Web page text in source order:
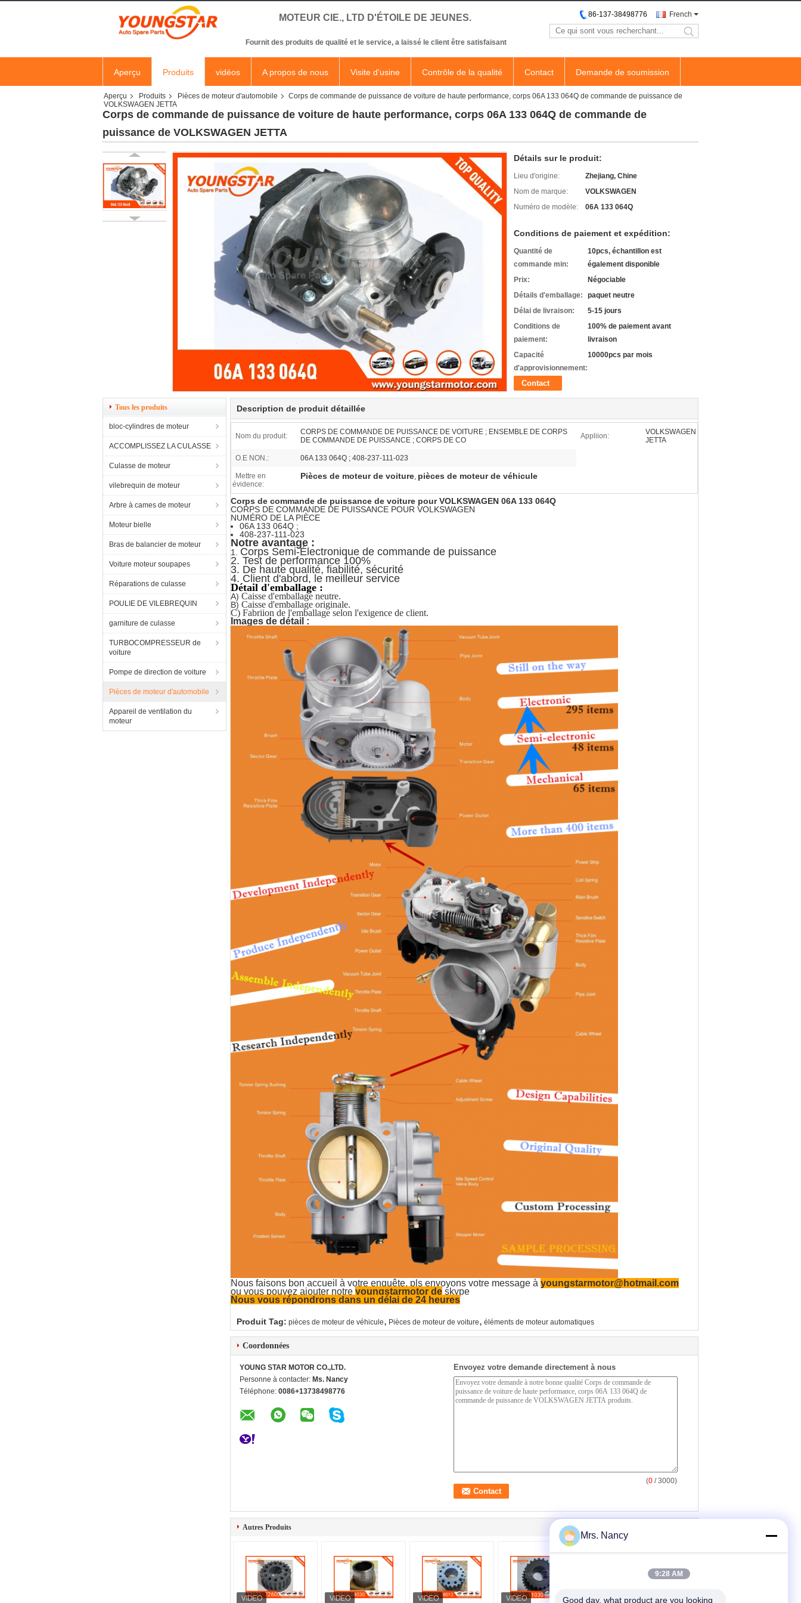
MOTEUR CIE., LTD D'ÉTOILE DE JEUNES.
Fournit des produits de qualité et le service, a laissé le client être satisfaisant
French
86-137-38498776
search
Aperçu Produits vidéos A propos de nous Visite d'usine Contrôle de la qualité Contact Demande de soumission
Aperçu Produits Pièces de moteur d'automobile
Corps de commande de puissance de voiture de haute performance, corps 06A 133 064Q de commande de puissance de
VOLKSWAGEN JETTA
Corps de commande de puissance de voiture de haute performance, corps 06A 133 064Q de commande de
puissance de VOLKSWAGEN JETTA
Détails sur le produit:
Lieu d'origine:
Zhejiang, Chine
Nom de marque:
VOLKSWAGEN
Numéro de modèle:
06A 133 064Q
Conditions de paiement et expédition:
Quantité de
commande min:
10pcs, échantillon est
également disponible
Prix:
Négociable
Détails d'emballage:
paquet neutre
Délai de livraison:
5-15 jours
Conditions de
paiement:
100% de paiement avant
livraison
Capacité
d'approvisionnement:
10000pcs par mois
Contact
Tous les produits
bloc-cylindres de moteur
ACCOMPLISSEZ LA CULASSE
Culasse de moteur
vilebrequin de moteur
Arbre à cames de moteur
Moteur bielle
Bras de balancier de moteur
Voiture moteur soupapes
Réparations de culasse
POULIE DE VILEBREQUIN
garniture de culasse
TURBOCOMPRESSEUR de
voiture
Pompe de direction de voiture
Pièces de moteur d'automobile
Appareil de ventilation du
moteur
Description de produit détaillée
Nom du produit:
CORPS DE COMMANDE DE PUISSANCE DE VOITURE ; ENSEMBLE DE CORPS
DE COMMANDE DE PUISSANCE ; CORPS DE CO
Appliion:
VOLKSWAGEN
JETTA
O.E NON.: 06A 133 064Q ; 408-237-111-023
Mettre en
évidence:
Pièces de moteur de voiture, pièces de moteur de véhicule
Corps de commande de puissance de voiture pour VOLKSWAGEN 06A 133 064Q
CORPS DE COMMANDE DE PUISSANCE POUR VOLKSWAGEN
NUMÉRO DE LA PIÈCE
06A 133 064Q ;
408-237-111-023
Notre avantage :
1. Corps Semi-Électronique de commande de puissance
2. Test de performance 100%
3. De haute qualité, fiabilité, sécurité
4. Client d'abord, le meilleur service
Détail d'emballage :
A) Caisse d'emballage neutre.
B) Caisse d'emballage originale.
C) Fabriion de l'emballage selon l'exigence de client.
Images de détail :
Nous faisons bon accueil à votre enquête, pls envoyons votre message à youngstarmotor@hotmail.com
ou vous pouvez ajouter notre youngstarmotor de skype
Nous vous répondrons dans un délai de 24 heures
Produit Tag: pièces de moteur de véhicule, Pièces de moteur de voiture, éléments de moteur automatiques
Coordonnées
YOUNG STAR MOTOR CO.,LTD.
Personne à contacter: Ms. Nancy
Téléphone: 0086+13738498776
Envoyez votre demande directement à nous
(0 / 3000)
Autres Produits
Mrs. Nancy
9:28 AM
Good day, what product are you looking